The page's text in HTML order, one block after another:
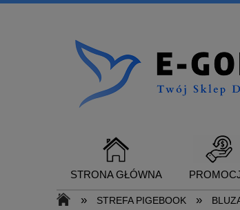
STRONA GŁÓWNA
» STREFA PIGEBOOK »